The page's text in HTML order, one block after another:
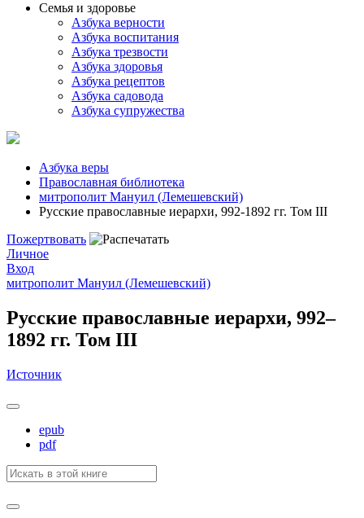
Семья и здоровье
Азбука верности
Азбука воспитания
Азбука трезвости
Азбука здоровья
Азбука рецептов
Азбука садовода
Азбука супружества
Азбука веры
Православная библиотека
митрополит Мануил (Лемешевский)
Русские православные иерархи, 992-1892 гг. Том III
Пожертвовать
Личное
Вход
митрополит Мануил (Лемешевский)
Русские православные иерархи, 992–
1892 гг. Том III
Источник
epub
pdf